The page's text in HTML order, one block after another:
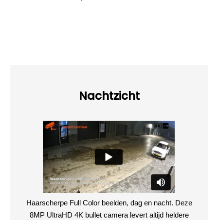
Nachtzicht
Haarscherpe Full Color beelden, dag en nacht. Deze
8MP UltraHD 4K bullet camera levert altijd heldere